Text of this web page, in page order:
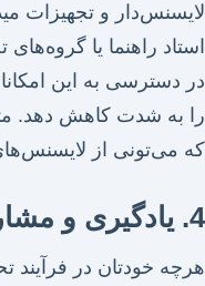
لایسنس‌دار و تجهیزات
استاد راهنما یا
در دسترسی به این
را به شدت کاهش دهد.
که می‌تونی از
4. یادگیری و مشارکت فعال
هرچه خودتان در فرآیند